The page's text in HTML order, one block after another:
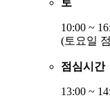
토
10:00 ~
(토요일
점심시간
13:00 ~